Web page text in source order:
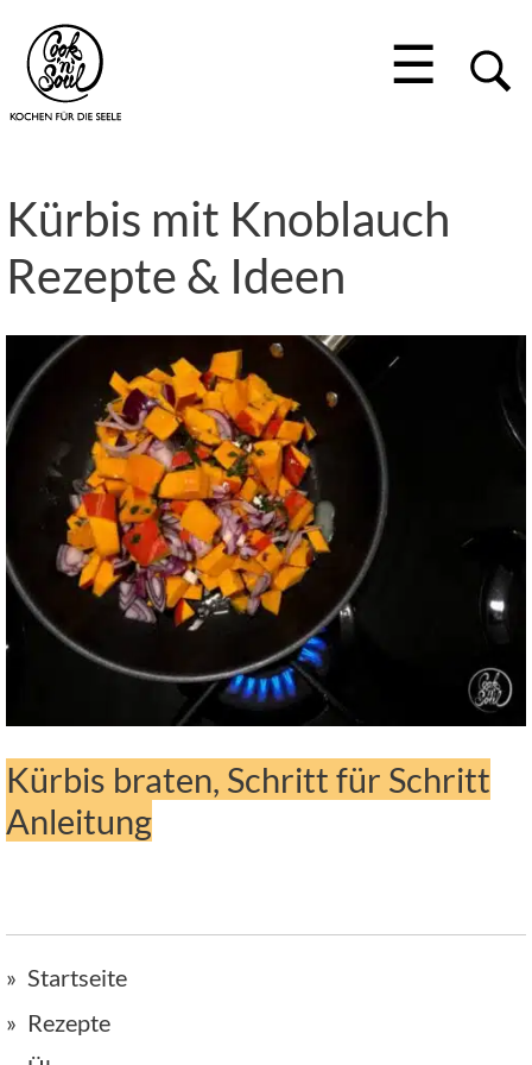
☰
Kürbis mit Knoblauch
Rezepte & Ideen
Kürbis braten, Schritt für Schritt
Anleitung
Startseite
Rezepte